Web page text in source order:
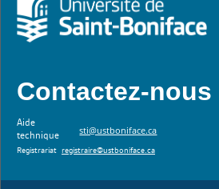
Contactez-nous
Aide
technique
sti@ustboniface.ca
Registrariat registraire@ustboniface.ca